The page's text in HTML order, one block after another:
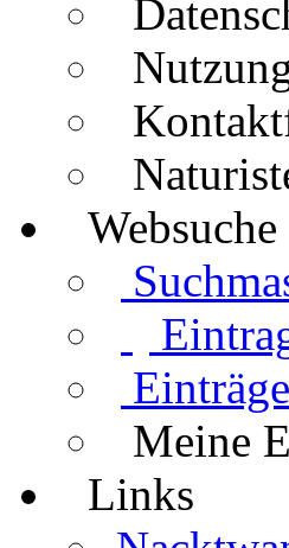
Websuche
Meine
Links